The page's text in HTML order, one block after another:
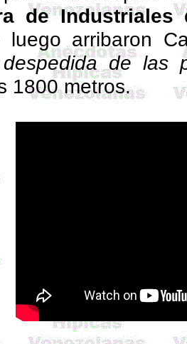
de Industriales
luego arribaron
de las
1800 metros.